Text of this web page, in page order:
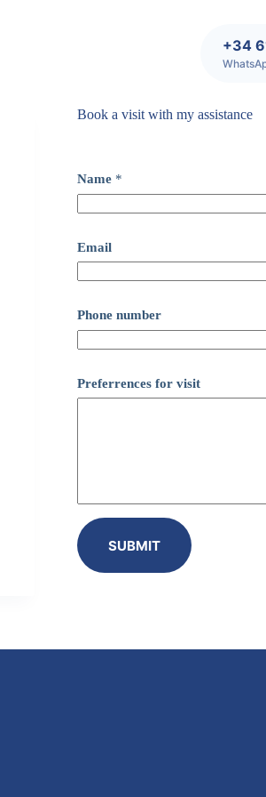
+34
Book a visit with my assistance
Name *
Email
Phone number
Preferrences for visit
SUBMIT